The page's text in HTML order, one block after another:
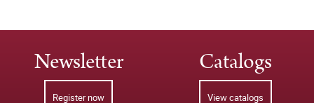
Newsletter
Register now
Catalogs
View catalogs